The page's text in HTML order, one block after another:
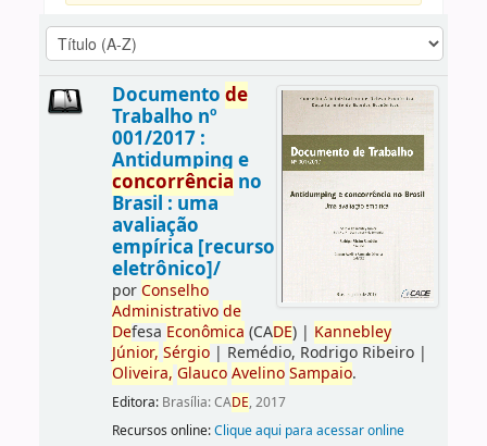
Documento de
Trabalho nº
001/2017 :
Antidumping e
concorrência no
Brasil : uma
avaliação
empírica [recurso
eletrônico]/
porConselho
Administrativo de
Defesa Econômica (CADE)| Kannebley
Júnior, Sérgio| Remédio, Rodrigo Ribeiro|
Oliveira, Glauco Avelino Sampaio.
Editora: Brasília: CADE, 2017
Recursos online:Clique aqui para acessar online